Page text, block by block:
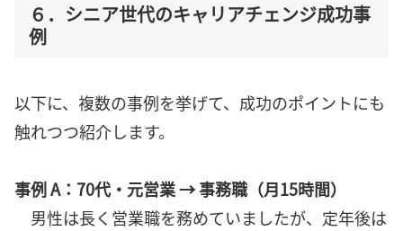
６．シニア世代のキャリアチェンジ成功事
例
以下に、複数の事例を挙げて、成功のポイントにも
触れつつ紹介します。
事例 A：70代・元営業 → 事務職（月15時間）
男性は長く営業職を務めていましたが、定年後は